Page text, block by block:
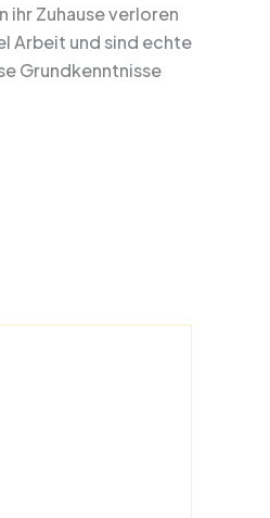
ihr Zuhause verloren
Arbeit und sind echte
Grundkenntnisse